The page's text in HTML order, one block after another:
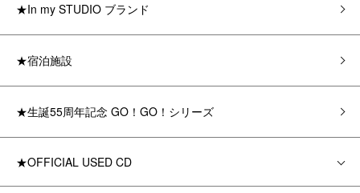
★In my STUDIO ブランド
★宿泊施設
★生誕55周年記念 GO！GO！シリーズ
★OFFICIAL USED CD